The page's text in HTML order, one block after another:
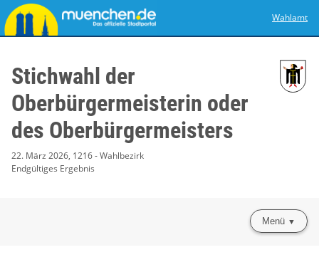
Wahlamt
Stichwahl der
Oberbürgermeisterin oder
des Oberbürgermeisters
22. März 2026, 1216 - Wahlbezirk
Endgültiges Ergebnis
Menü